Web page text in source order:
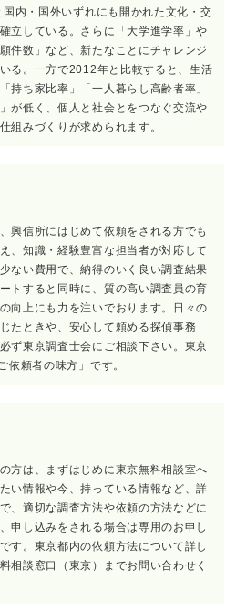
国内・国外いずれにも開かれた文化・交
立している。さらに「大学進学率」や
件数」など、新たなことにチャレンジ
る。一方で2012年と比較すると、生活
持ち家比率」「一人暮らし高齢者率」
が低く、個人と社会とをつなぐ交流や
組みづくりが求められます。
興信所にはじめて依頼をされる方でも
、知識・経験豊富な担当者が対応して
ない費用で、納得のいく良い調査結果
トすると同時に、質の高い調査員の育
向上にも力を注いでおります。日々の
たときや、安心して頼める探偵事務
ず東京調査士会にご相談下さい。東京
依頼者の味方」です。
方は、まずはじめに東京無料相談室へ
い情報や今、持っている情報など、詳
、適切な調査方法や依頼の方法などに
申し込みをされる場合は専用のお申し
す。東京都内の依頼方法について詳し
相談窓口（東京）までお問い合わせく